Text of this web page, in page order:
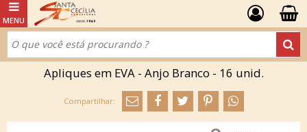
Apliques em EVA - Anjo Branco - 16 unid.